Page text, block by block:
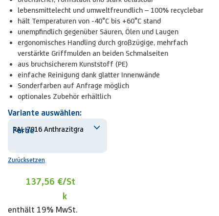
lebensmittelecht und umweltfreundlich – 100% recyclebar
hält Temperaturen von -40°C bis +60°C stand
unempfindlich gegenüber Säuren, Ölen und Laugen
ergonomisches Handling durch großzügige, mehrfach
verstärkte Griffmulden an beiden Schmalseiten
aus bruchsicherem Kunststoff (PE)
einfache Reinigung dank glatter Innenwände
Sonderfarben auf Anfrage möglich
optionales Zubehör erhältlich
Variante auswählen:
Farbe
Zurücksetzen
137,56 €/St
k
enthält 19% MwSt.